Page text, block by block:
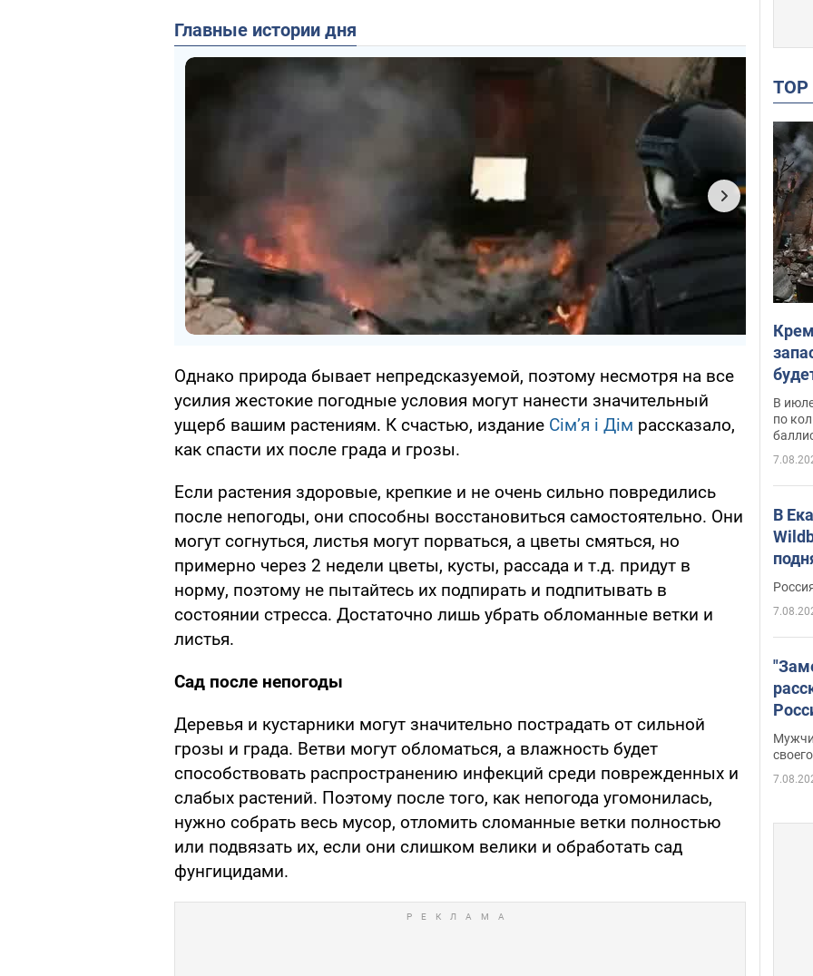
Главные истории дня
Однако природа бывает непредсказуемой, поэтому несмотря на все
усилия жестокие погодные условия могут нанести значительный
ущерб вашим растениям. К счастью, издание Сім’я і Дім рассказало,
как спасти их после града и грозы.
Если растения здоровые, крепкие и не очень сильно повредились
после непогоды, они способны восстановиться самостоятельно. Они
могут согнуться, листья могут порваться, а цветы смяться, но
примерно через 2 недели цветы, кусты, рассада и т.д. придут в
норму, поэтому не пытайтесь их подпирать и подпитывать в
состоянии стресса. Достаточно лишь убрать обломанные ветки и
листья.
Сад после непогоды
Деревья и кустарники могут значительно пострадать от сильной
грозы и града. Ветви могут обломаться, а влажность будет
способствовать распространению инфекций среди поврежденных и
слабых растений. Поэтому после того, как непогода угомонилась,
нужно собрать весь мусор, отломить сломанные ветки полностью
или подвязать их, если они слишком велики и обработать сад
фунгицидами.
В
по
В
Фото